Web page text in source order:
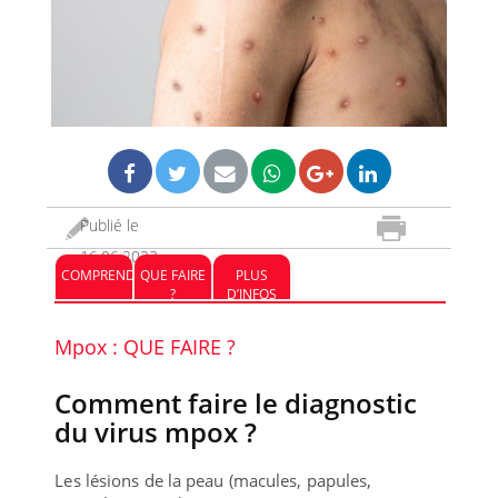
Publié le
16.06.2022
COMPRENDREQUE FAIRE
?
PLUS
D’INFOS
Mpox : QUE FAIRE ?
Comment faire le diagnostic
du virus mpox ?
Les lésions de la peau (macules, papules,